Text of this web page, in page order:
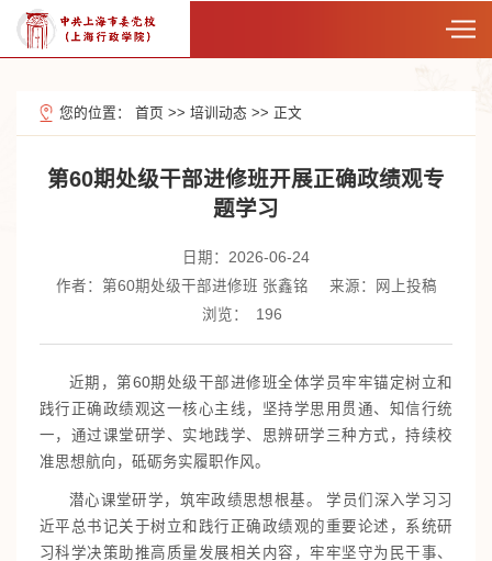
您的位置： 首页 >> 培训动态 >> 正文
第60期处级干部进修班开展正确政绩观专
题学习
日期：2026-06-24
作者：第60期处级干部进修班 张鑫铭
来源：网上投稿
浏览：
196
近期，第60期处级干部进修班全体学员牢牢锚定树立和
践行正确政绩观这一核心主线，坚持学思用贯通、知信行统
一，通过课堂研学、实地践学、思辨研学三种方式，持续校
准思想航向，砥砺务实履职作风。
潜心课堂研学，筑牢政绩思想根基。 学员们深入学习习
近平总书记关于树立和践行正确政绩观的重要论述，系统研
习科学决策助推高质量发展相关内容，牢牢坚守为民干事、